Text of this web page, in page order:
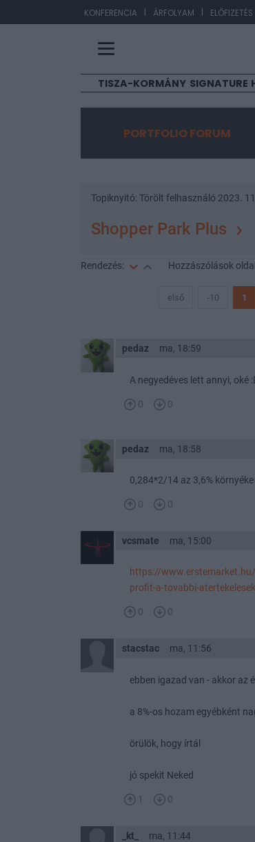
KONFERENCIA | ÁRFOLYAM | ELŐFIZETÉS
TISZA-KORMÁNY SIGNATURE
PORTFOLIO FORUM
Topiknyitó: Törölt felhasználó 2023.
Shopper Park Plus
Rendezés: Hozzászólások
első -10 1
pedaz ma, 18:59
A negyedéves lett annyi, oké
0 0
pedaz ma, 18:58
0,284*2/14 az 3,6%
0 0
vcsmate ma, 15:00
https://
profit-a-tovabbi-
0 0
stacstac ma, 11:56
ebben igazad van - akkor az
a 8%-os hozam egyébként
örülök, hogy írtál
jó spekit Neked
1 0
_kt_ ma, 11:44